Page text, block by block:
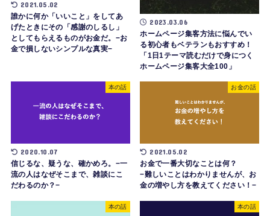
2021.05.02
誰かに何か「いいこと」をしてあ
げたときにその「感謝のしるし」
としてもらえるものがお金だ。−お
金で損しないシンプルな真実−
2023.03.06
ホームページ集客方法に悩んでい
る初心者もベテランもおすすめ！
「1日1テーマ読むだけで身につく
ホームページ集客大全100」
本の話
2020.10.07
信じるな、疑うな、確かめろ。−一
流の人はなぜそこまで、雑談にこ
だわるのか？−
お金の話
2021.05.02
お金で一番大切なことは何？
−難しいことはわかりませんが、お
金の増やし方を教えてください！−
本の話 本の話